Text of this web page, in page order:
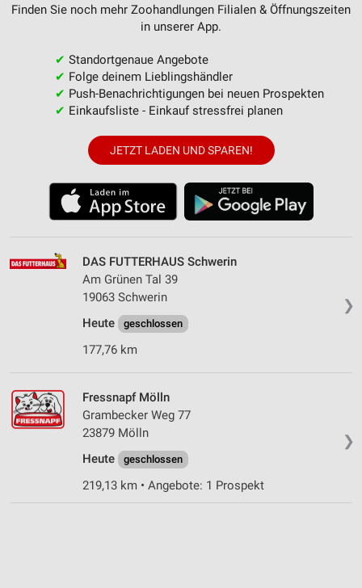
Finden Sie noch mehr Zoohandlungen Filialen & Öffnungszeiten
in unserer App.
✔ Standortgenaue Angebote
✔ Folge deinem Lieblingshändler
✔ Push-Benachrichtigungen bei neuen Prospekten
✔ Einkaufsliste - Einkauf stressfrei planen
JETZT LADEN UND SPAREN!
❯
DAS FUTTERHAUS Schwerin
Am Grünen Tal 39
19063 Schwerin
Heute
geschlossen
177,76 km
❯
Fressnapf Mölln
Grambecker Weg 77
23879 Mölln
Heute
geschlossen
219,13 km • Angebote: 1 Prospekt